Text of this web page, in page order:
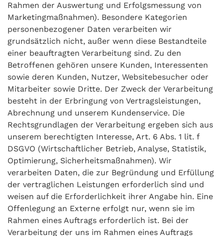
Rahmen der Auswertung und Erfolgsmessung von
Marketingmaßnahmen). Besondere Kategorien
personenbezogener Daten verarbeiten wir
grundsätzlich nicht, außer wenn diese Bestandteile
einer beauftragten Verarbeitung sind. Zu den
Betroffenen gehören unsere Kunden, Interessenten
sowie deren Kunden, Nutzer, Websitebesucher oder
Mitarbeiter sowie Dritte. Der Zweck der Verarbeitung
besteht in der Erbringung von Vertragsleistungen,
Abrechnung und unserem Kundenservice. Die
Rechtsgrundlagen der Verarbeitung ergeben sich aus
unserem berechtigten Interesse, Art. 6 Abs. 1 lit. f
DSGVO (Wirtschaftlicher Betrieb, Analyse, Statistik,
Optimierung, Sicherheitsmaßnahmen). Wir
verarbeiten Daten, die zur Begründung und Erfüllung
der vertraglichen Leistungen erforderlich sind und
weisen auf die Erforderlichkeit ihrer Angabe hin. Eine
Offenlegung an Externe erfolgt nur, wenn sie im
Rahmen eines Auftrags erforderlich ist. Bei der
Verarbeitung der uns im Rahmen eines Auftrags